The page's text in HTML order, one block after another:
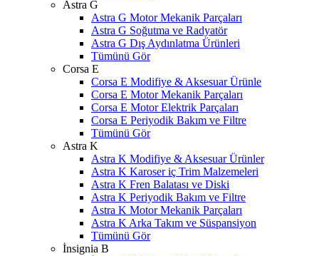
Astra G
Astra G Motor Mekanik Parçaları
Astra G Soğutma ve Radyatör
Astra G Dış Aydınlatma Ürünleri
Tümünü Gör
Corsa E
Corsa E Modifiye & Aksesuar Ürünle
Corsa E Motor Mekanik Parçaları
Corsa E Motor Elektrik Parçaları
Corsa E Periyodik Bakım ve Filtre
Tümünü Gör
Astra K
Astra K Modifiye & Aksesuar Ürünler
Astra K Karoser iç Trim Malzemeleri
Astra K Fren Balatası ve Diski
Astra K Periyodik Bakım ve Filtre
Astra K Motor Mekanik Parçaları
Astra K Arka Takım ve Süspansiyon
Tümünü Gör
İnsignia B